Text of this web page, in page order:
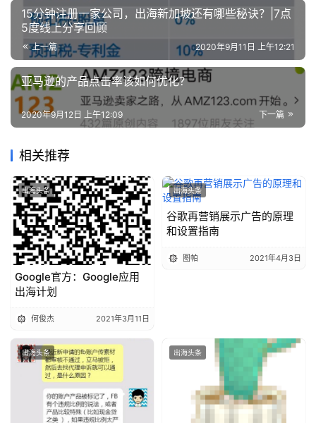
15分钟注册一家公司，出海新加坡还有哪些秘诀？|7点
5度线上分享回顾
上一篇 2020年9月11日 上午12:21
亚马逊的产品点击率该如何优化？
下一篇
2020年9月12日 上午12:09
相关推荐
出海头条
Google官方：Google应用
出海计划
何俊杰 2021年3月11日
出海头条
谷歌再营销展示广告的原理
和设置指南
图帕 2021年4月3日
出海头条 出海头条